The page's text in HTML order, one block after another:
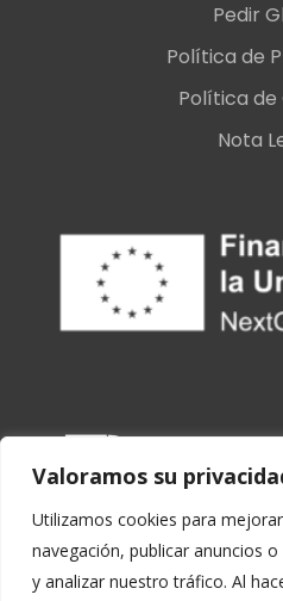
Valoramos su
Utilizamos cookies para
navegación, publicar anuncios
y analizar nuestro tráfico. Al
Pedir
Política de
Política de
Nota